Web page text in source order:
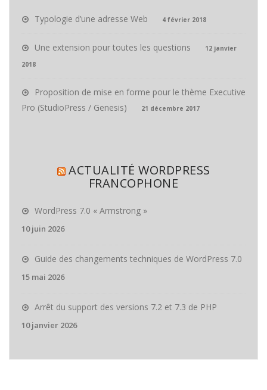
Typologie d’une adresse Web 4 février 2018
Une extension pour toutes les questions
12 janvier
2018
Proposition de mise en forme pour le thème Executive
Pro (StudioPress / Genesis)
21 décembre 2017
ACTUALITÉ WORDPRESS
FRANCOPHONE
WordPress 7.0 « Armstrong »
10 juin 2026
Guide des changements techniques de WordPress 7.0
15 mai 2026
Arrêt du support des versions 7.2 et 7.3 de PHP
10 janvier 2026